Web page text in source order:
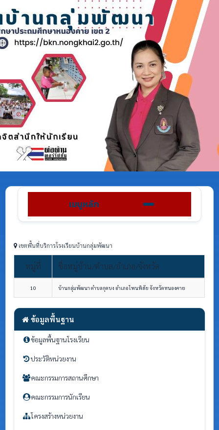
เมนูหลัก
ข้อมูลพื้นฐาน
ข้อมูลพื้นฐานโรงเรียน
ประวัติหน่วยงาน
คณะกรรมการสถานศึกษา
คณะกรรมการนักเรียน
โครงสร้างหน่วยงาน
เขตพื้นที่บริการโรงเรียนบ้านกลุ่มพัฒนา
หมู่ที่ ชื่อหมู่บ้าน/ตำบล/อำเภอ/จังหวัด
10 บ้านกลุ่มพัฒนา ตำบลกุดบง อำเภอโพนพิสัย จังหวัดหนองคาย